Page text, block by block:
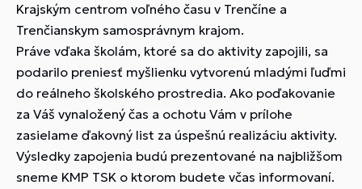
Krajským centrom voľného času v Trenčíne a
Trenčianskym samosprávnym krajom.
Práve vďaka školám, ktoré sa do aktivity zapojili, sa
podarilo preniesť myšlienku vytvorenú mladými ľuďmi
do reálneho školského prostredia. Ako poďakovanie
za Váš vynaložený čas a ochotu Vám v prílohe
zasielame ďakovný list za úspešnú realizáciu aktivity.
Výsledky zapojenia budú prezentované na najbližšom
sneme KMP TSK o ktorom budete včas informovaní.